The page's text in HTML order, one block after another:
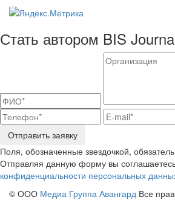
Стать автором BIS
Отправить заявку
Поля, обозначенные звездочкой,
Отправляя данную форму вы
конфиденциальности персональных
© ООО Медиа Группа Авангард Все